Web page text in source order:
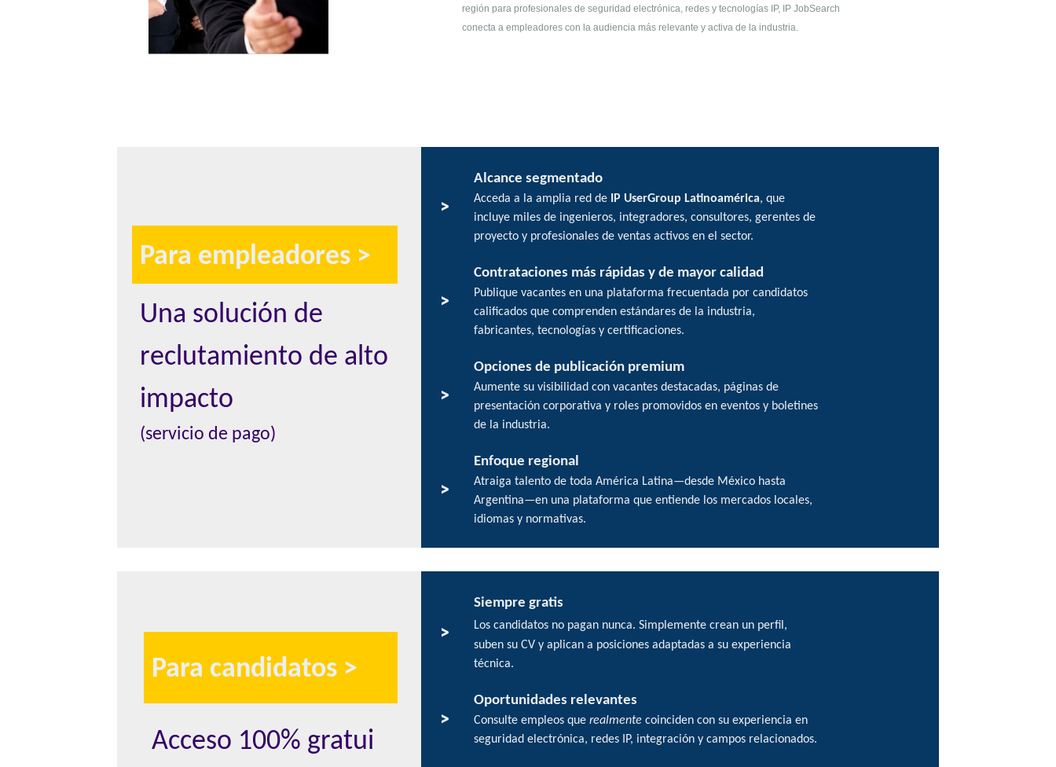
región para profesionales de seguridad electrónica, redes y tecnologías IP, IP JobSearch
conecta a empleadores con la audiencia más relevante y activa de la industria.
Para empleadores >
Una solución de
reclutamiento de alto
impacto
(servicio de pago)
>
Alcance segmentado
Acceda a la amplia red de IP UserGroup Latinoamérica, que
incluye miles de ingenieros, integradores, consultores, gerentes de
proyecto y profesionales de ventas activos en el sector.
>
Contrataciones más rápidas y de mayor calidad
Publique vacantes en una plataforma frecuentada por candidatos
calificados que comprenden estándares de la industria,
fabricantes, tecnologías y certificaciones.
>
Opciones de publicación premium
Aumente su visibilidad con vacantes destacadas, páginas de
presentación corporativa y roles promovidos en eventos y boletines
de la industria.
>
Enfoque regional
Atraiga talento de toda América Latina—desde México hasta
Argentina—en una plataforma que entiende los mercados locales,
idiomas y normativas.
Para candidatos >
Acceso 100% gratui
>
Siempre gratis
Los candidatos no pagan nunca. Simplemente crean un perfil,
suben su CV y aplican a posiciones adaptadas a su experiencia
técnica.
>
Oportunidades relevantes
Consulte empleos querealmente coinciden con su experiencia en
seguridad electrónica, redes IP, integración y campos relacionados.